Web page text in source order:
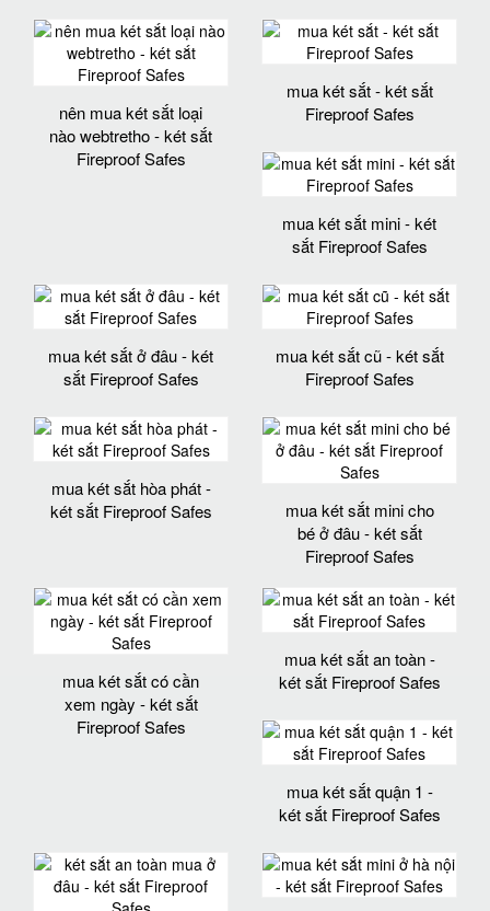
nên mua két sắt loại
nào webtretho - két sắt
Fireproof Safes
mua két sắt - két sắt
Fireproof Safes
mua két sắt mini - két
sắt Fireproof Safes
mua két sắt ở đâu - két
sắt Fireproof Safes
mua két sắt cũ - két sắt
Fireproof Safes
mua két sắt hòa phát -
két sắt Fireproof Safes
mua két sắt mini cho
bé ở đâu - két sắt
Fireproof Safes
mua két sắt có cần
xem ngày - két sắt
Fireproof Safes
mua két sắt an toàn -
két sắt Fireproof Safes
mua két sắt quận 1 -
két sắt Fireproof Safes